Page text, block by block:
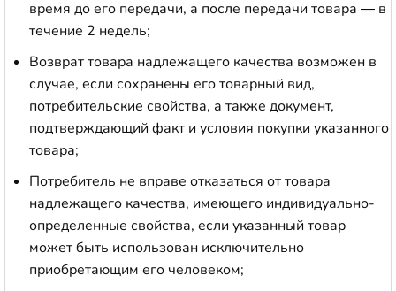
время до его передачи, а после передачи товара — в
течение 2 недель;
Возврат товара надлежащего качества возможен в
случае, если сохранены его товарный вид,
потребительские свойства, а также документ,
подтверждающий факт и условия покупки указанного
товара;
Потребитель не вправе отказаться от товара
надлежащего качества, имеющего индивидуально-
определенные свойства, если указанный товар
может быть использован исключительно
приобретающим его человеком;